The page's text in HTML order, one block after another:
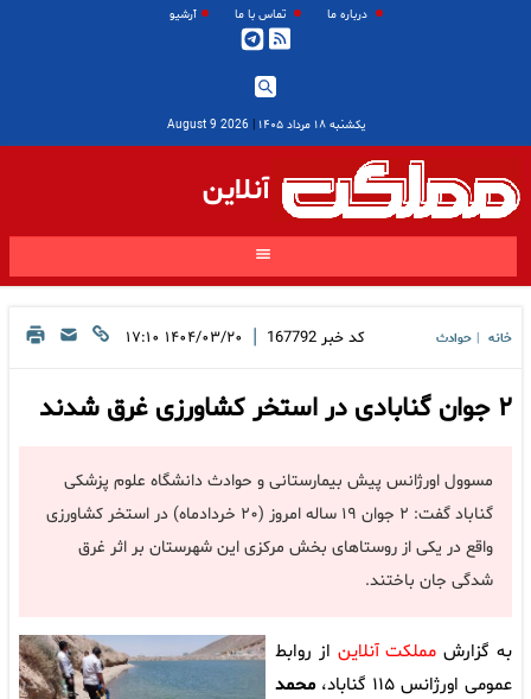
درباره ما تماس با ما آرشیو
یکشنبه ۱۸ مرداد ۱۴۰۵ |
2026 August 9
آنلاین
خانه حوادث کد خبر 167792
| ۱۴۰۴/۰۳/۲۰ ۱۷:۱۰
۲ جوان گنابادی در استخر کشاورزی غرق شدند
مسوول اورژانس پیش بیمارستانی و حوادث دانشگاه علوم پزشکی
گناباد گفت:‌ ۲ جوان ۱۹ ساله امروز (۲۰ خردادماه) در استخر کشاورزی
واقع در یکی از روستاهای بخش مرکزی این شهرستان بر اثر غرق
شدگی جان باختند.
به گزارش مملکت آنلاین از روابط
عمومی اورژانس ۱۱۵ گناباد،
محمد